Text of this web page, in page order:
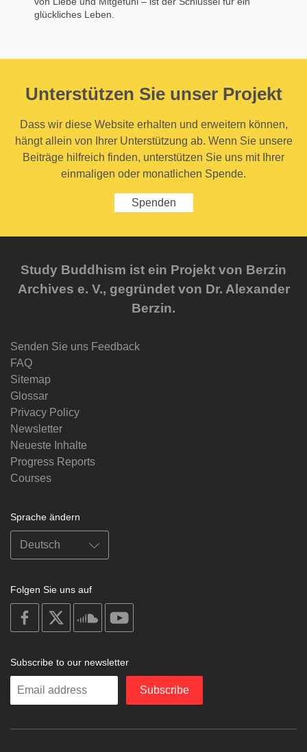
glückliches Leben.
Unterstützen Sie unser Projekt
Dass wir diese Website erhalten und erweitern können,
hängt allein von Ihrer Unterstützung ab. Wenn Sie unsere
Beiträge hilfreich finden, unterstützen Sie uns mit Ihrer
einmaligen oder monatlichen Spende.
Spenden
Study Buddhism ist ein Projekt von Berzin
Archives e. V., gegründet von Dr. Alexander
Berzin.
Senden Sie uns Feedback
FAQ
Sitemap
Glossar
Privacy Policy
Newsletter
Neueste Inhalte
Progress Reports
Courses
Sprache ändern
Folgen Sie uns auf
on
facebook
soundcloud
Subscribe to our newsletter
Enter
Subscribe